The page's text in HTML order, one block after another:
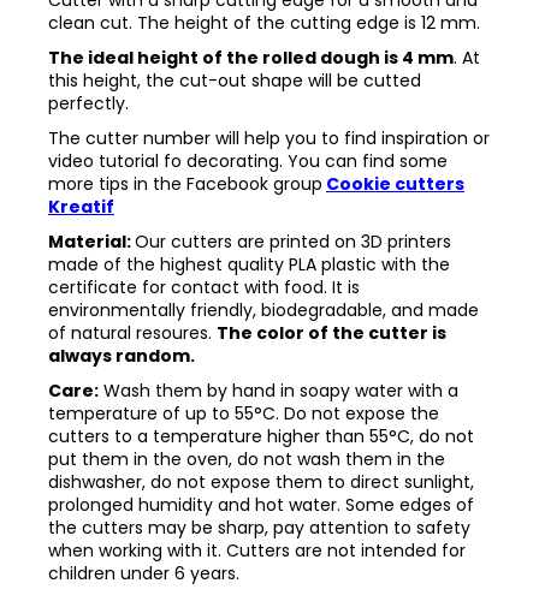
clean cut. The height of the cutting edge is 12 mm.
The ideal height of the rolled dough is 4 mm. At
this height, the cut-out shape will be cutted
perfectly.
The cutter number will help you to find inspiration or
video tutorial fo decorating. You can find some
more tips in the Facebook group Cookie cutters
Kreatif
Material:Our cutters are printed on 3D printers
made of the highest quality PLA plastic with the
certificate for contact with food. It is
environmentally friendly, biodegradable, and made
of natural resoures. The color of the cutter is
always random.
Care: Wash them by hand in soapy water with a
temperature of up to 55°C. Do not expose the
cutters to a temperature higher than 55°C, do not
put them in the oven, do not wash them in the
dishwasher, do not expose them to direct sunlight,
prolonged humidity and hot water. Some edges of
the cutters may be sharp, pay attention to safety
when working with it. Cutters are not intended for
children under 6 years.